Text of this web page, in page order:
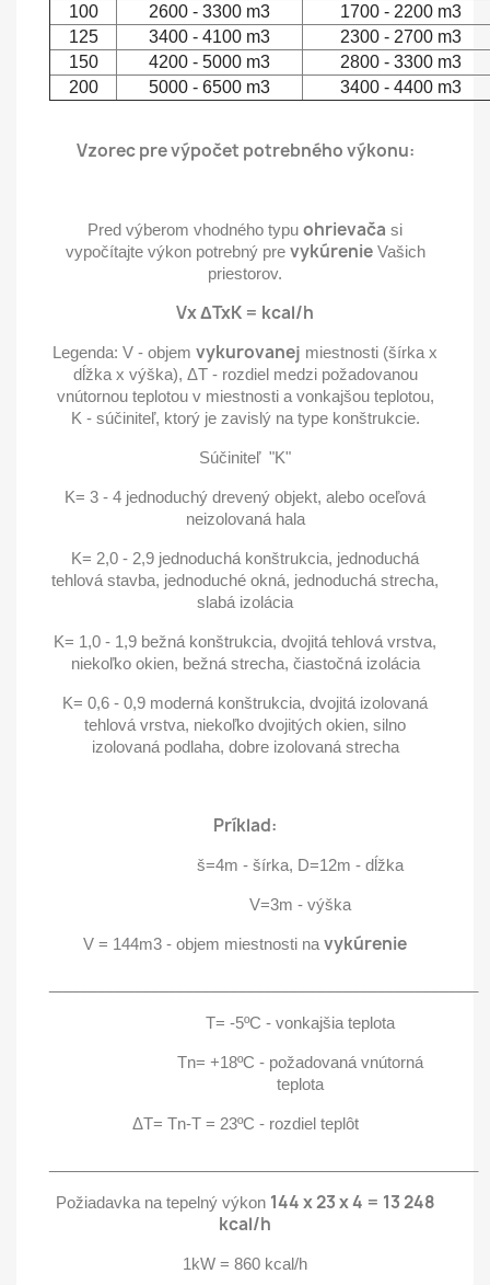
100
2600 - 3300 m3
1700 - 2200 m3
125
3400 - 4100 m3
2300 - 2700 m3
150
4200 - 5000 m3
2800 - 3300 m3
200
5000 - 6500 m3 3400 - 4400 m3
Vzorec pre výpočet potrebného výkonu:
Pred výberom vhodného typu ohrievača si
vypočítajte výkon potrebný pre vykúrenieVašich
priestorov.
Vx ΔTxK = kcal/h
Legenda: V - objem vykurovanej miestnosti (šírka x
dĺžka x výška), ΔT - rozdiel medzi požadovanou
vnútornou teplotou v miestnosti a vonkajšou teplotou,
K - súčiniteľ, ktorý je zavislý na type konštrukcie.
Súčiniteľ "K"
K= 3 - 4 jednoduchý drevený objekt, alebo oceľová
neizolovaná hala
K= 2,0 - 2,9 jednoduchá konštrukcia, jednoduchá
tehlová stavba, jednoduché okná, jednoduchá strecha,
slabá izolácia
K= 1,0 - 1,9 bežná konštrukcia, dvojitá tehlová vrstva,
niekoľko okien, bežná strecha, čiastočná izolácia
K= 0,6 - 0,9 moderná konštrukcia, dvojitá izolovaná
tehlová vrstva, niekoľko dvojitých okien, silno
izolovaná podlaha, dobre izolovaná strecha
Príklad:
š=4m - šírka, D=12m - dĺžka
V=3m - výška
V = 144m3 - objem miestnosti na vykúrenie
T= -5ºC - vonkajšia teplota
Tn= +18ºC - požadovaná vnútorná
teplota
ΔT= Tn-T = 23ºC - rozdiel teplôt
Požiadavka na tepelný výkon 144 x 23 x 4 = 13 248
kcal/h
1kW = 860 kcal/h